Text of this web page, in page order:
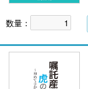
数量：